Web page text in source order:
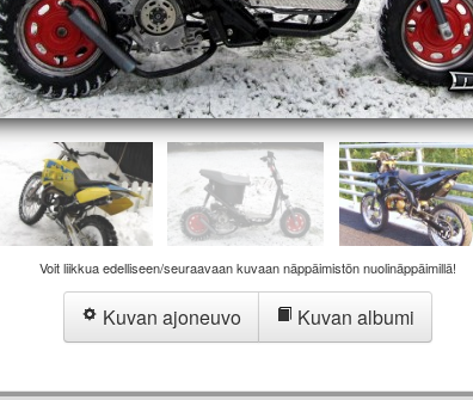
Voit liikkua edelliseen/seuraavaan kuvaan näppäimistön nuolinäppäimillä!
Kuvan ajoneuvo Kuvan albumi